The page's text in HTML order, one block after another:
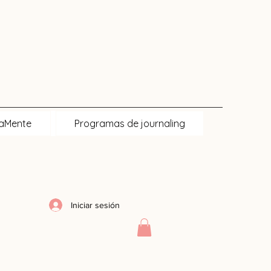
Programas de journaling
Iniciar sesión